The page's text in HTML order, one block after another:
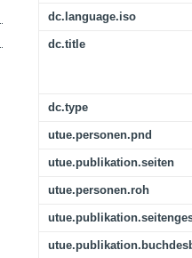
dc.language.iso
dc.title
dc.type
utue.personen.pnd
utue.publikation.seiten
utue.personen.roh